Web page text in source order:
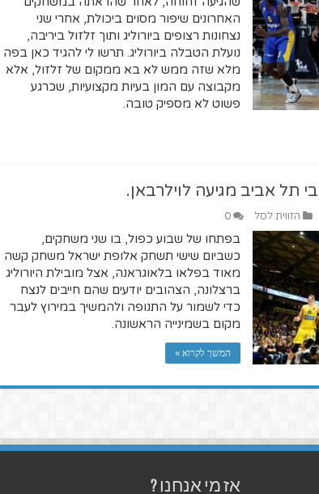
האחרונים שיפור מסוים ביכולת, אחרי שני
נצחונות רצופים ביורוליג ותוך זלזול ביריבה,
נועלת הטבלה ביורוליג. תרשו לי להגיד כאן בפה
מלא שזה ממש לא בא ממקום של זלזול, אלא
מקבוצה עם המון בעיות מקצועיות, שכרגע
פשוט לא מספיק טובה.
תל אביב מגיעה לוילרבאן.
הזווית לסל 0
בפתחו של שבוע כפול, בו שני משחקים,
כשביום שישי תשחק אלופת ישראל משחק קשה
מאוד בפלאו בלאוגראנה, אצל מובילת היורוליג
ברצלונה, הצהובים יודעים שהם חייבים לנצח
כדי לשמור על התנופה ולהמשיך במירוץ לעבר
מקום בשמינייה הראשונה.
המשך לקרוא »
אז מי אנחנו ?